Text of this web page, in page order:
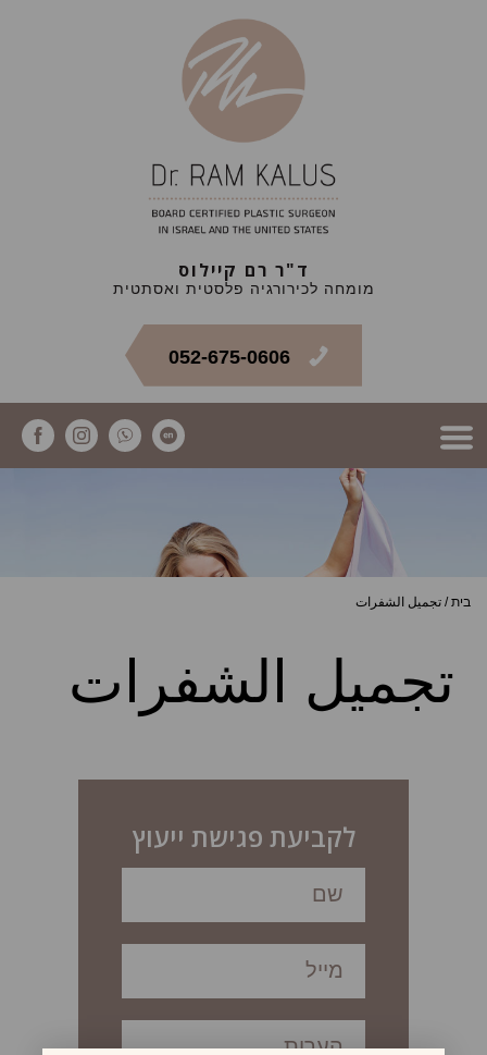
ד"ר רם קיילוס
מומחה לכירורגיה פלסטית ואסתטית
052-675-0606
בית/ تجميل الشفرات
تجميل الشفرات
לקביעת פגישת ייעוץ